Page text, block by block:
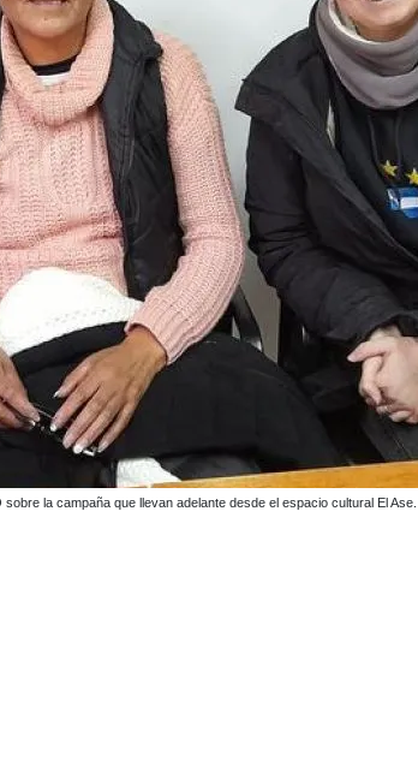
de distintas clases, allí funciona la biblioteca de la entidad.